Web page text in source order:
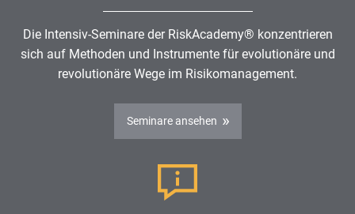
Die Intensiv-Seminare der RiskAcademy® konzentrieren
sich auf Methoden und Instrumente für evolutionäre und
revolutionäre Wege im Risikomanagement.
Seminare ansehen